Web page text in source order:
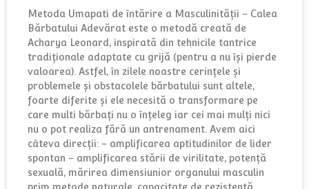
Metoda Umapati de întărire a Masculinității – Calea
Bărbatului Adevărat este o metodă creată de
Acharya Leonard, inspirată din tehnicile tantrice
tradiționale adaptate cu grijă (pentru a nu își pierde
valoarea). Astfel, în zilele noastre cerințele și
problemele și obstacolele bărbatului sunt altele,
foarte diferite și ele necesită o transformare pe
care multi bărbați nu o înțeleg iar cei mai mulți nici
nu o pot realiza fără un antrenament. Avem aici
câteva direcții: – amplificarea aptitudinilor de lider
spontan – amplificarea stării de virilitate, potență
sexuală, mărirea dimensiunior organului masculin